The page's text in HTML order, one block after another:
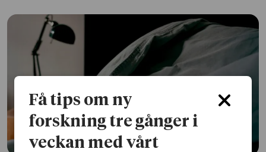
Få tips om ny
forskning tre gånger i
veckan med vårt